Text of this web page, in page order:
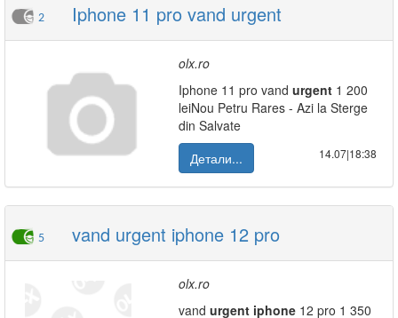
2 Iphone 11 pro vand urgent
olx.ro
Iphone 11 pro vand urgent 1 200
leiNou Petru Rares - Azi la Sterge
din Salvate
Детали...
14.07|18:38
5 vand urgent iphone 12 pro
olx.ro
vand urgent iphone 12 pro 1 350